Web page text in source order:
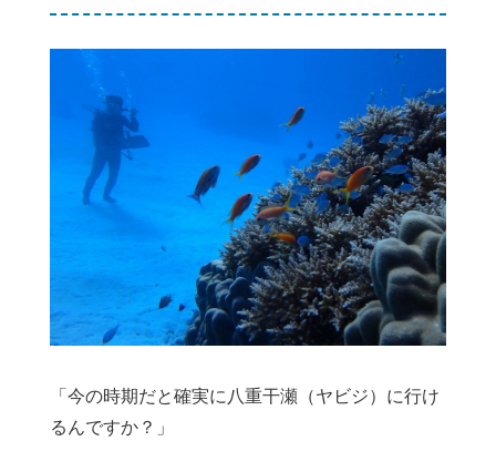
「今の時期だと確実に八重干瀬（ヤビジ）に行け
るんですか？」